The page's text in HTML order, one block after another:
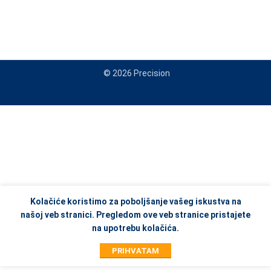
© 2026 Precision
Kolačiće koristimo za poboljšanje vašeg iskustva na
našoj veb stranici. Pregledom ove veb stranice pristajete
na upotrebu kolačića.
PRIHVATAM